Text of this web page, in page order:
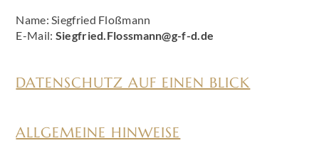
Name: Siegfried Floßmann
E-Mail: Siegfried.Flossmann@g-f-d.de
DATENSCHUTZ AUF EINEN BLICK
ALLGEMEINE HINWEISE